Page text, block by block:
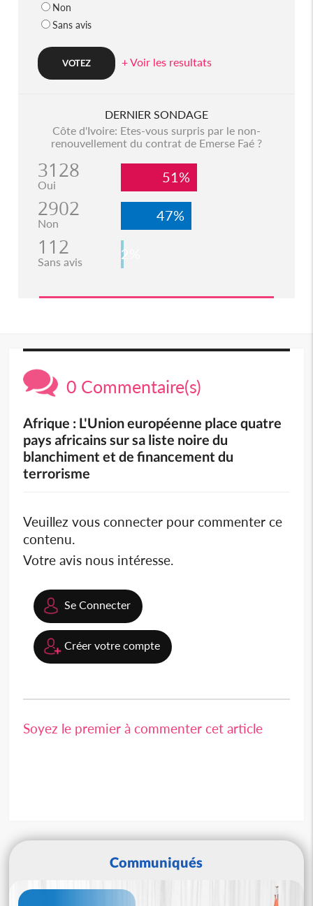
Non
Sans avis
+ Voir les resultats
DERNIER SONDAGE
Côte d'Ivoire: Etes-vous surpris par le non-
renouvellement du contrat de Emerse Faé ?
3128
Oui 51%
2902
Non 47%
112
Sans avis 2%
0 Commentaire(s)
Afrique : L'Union européenne place quatre
pays africains sur sa liste noire du
blanchiment et de financement du
terrorisme
Veuillez vous connecter pour commenter ce
contenu.
Votre avis nous intéresse.
Se Connecter
Créer votre compte
Soyez le premier à commenter cet article
Communiqués